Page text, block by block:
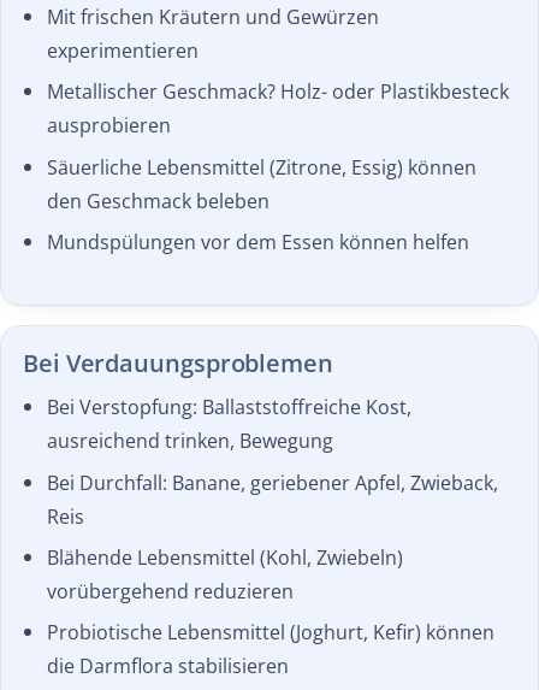
Mit frischen Kräutern und Gewürzen
experimentieren
Metallischer Geschmack? Holz- oder Plastikbesteck
ausprobieren
Säuerliche Lebensmittel (Zitrone, Essig) können
den Geschmack beleben
Mundspülungen vor dem Essen können helfen
Bei Verdauungs­problemen
Bei Verstopfung: Ballaststoffreiche Kost,
ausreichend trinken, Bewegung
Bei Durchfall: Banane, geriebener Apfel, Zwieback,
Reis
Blähende Lebensmittel (Kohl, Zwiebeln)
vorübergehend reduzieren
Probiotische Lebensmittel (Joghurt, Kefir) können
die Darmflora stabilisieren